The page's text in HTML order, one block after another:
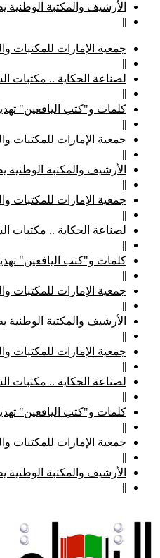
الأرشيف والمكتبة الوطنية
||
جمعية الإمارات للمكتبات
||
لصناعة الحكاية .. مكتبات
||
كلمات و"كتب اليافعين" تهديان 350 كتاباً لأطفال "الإمارات
||
جمعية الإمارات للمكتبات
||
الأرشيف والمكتبة الوطنية
||
جمعية الإمارات للمكتبات
||
لصناعة الحكاية .. مكتبات
||
كلمات و"كتب اليافعين" تهديان 350 كتاباً لأطفال "الإمارات
||
جمعية الإمارات للمكتبات
||
الأرشيف والمكتبة الوطنية
||
جمعية الإمارات للمكتبات
||
لصناعة الحكاية .. مكتبات
||
كلمات و"كتب اليافعين" تهديان 350 كتاباً لأطفال "الإمارات
||
جمعية الإمارات للمكتبات
||
الأرشيف والمكتبة الوطنية
||